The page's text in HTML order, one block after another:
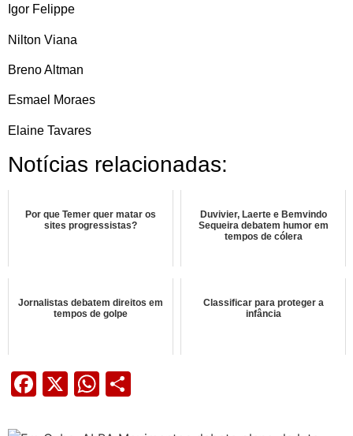
Igor Felippe
Nilton Viana
Breno Altman
Esmael Moraes
Elaine Tavares
Notícias relacionadas:
Por que Temer quer matar os
sites progressistas?
Duvivier, Laerte e Bemvindo
Sequeira debatem humor em
tempos de cólera
Jornalistas debatem direitos em
tempos de golpe
Classificar para proteger a
infância
Facebook
X WhatsApp